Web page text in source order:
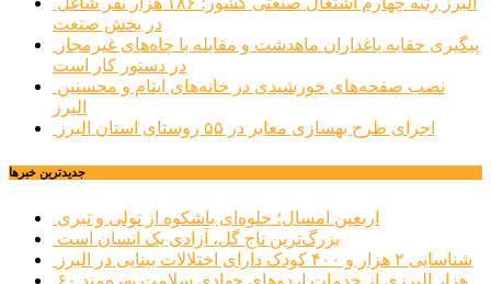
در بخش صنعت
در دستور کار است
البرز
اجرای طرح بهسازی معابر در ۵۵ روستای استان البرز
جديدترين خبرها
اربعین امسال؛ جلوه‌ای باشکوه از تولی و تبری
بزرگ‌ترین تاج گل، آزادی یک انسان است
شناسایی ۲ هزار و ۴۰۰ کودک دارای اختلالات بینایی در البرز
۶۰ هزار البرزی از خدمات اردوهای جهادی سلامت بهره‌مند